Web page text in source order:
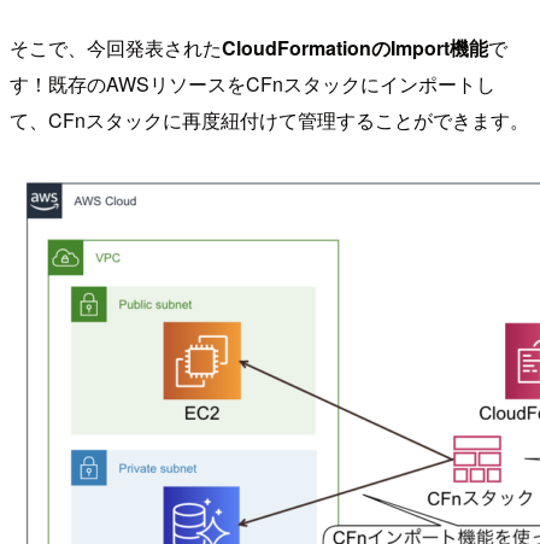
そこで、今回発表されたCloudFormationのImport機能で
す！既存のAWSリソースをCFnスタックにインポートし
て、CFnスタックに再度紐付けて管理することができます。